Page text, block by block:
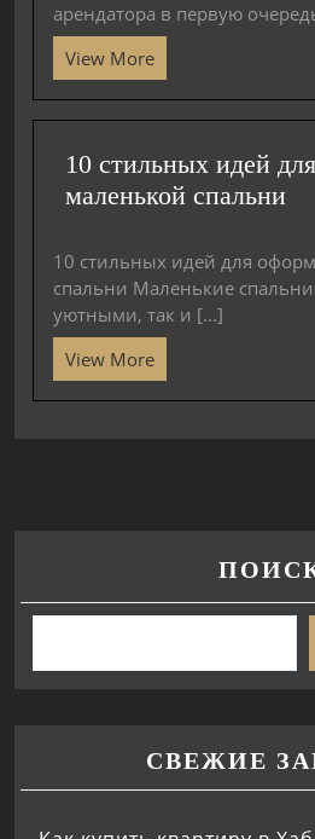
арендатора в первую
View More
10 стильных идей
маленькой спальни
10 стильных идей для
спальни Маленькие спальни
уютными, так и [...]
View More
СВЕЖИЕ